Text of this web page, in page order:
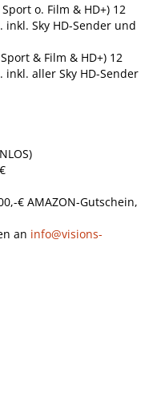
o. Film & HD+) 12
Sky HD-Sender und
& Film & HD+) 12
aller Sky HD-Sender
€ AMAZON-Gutschein,
an info@visions-